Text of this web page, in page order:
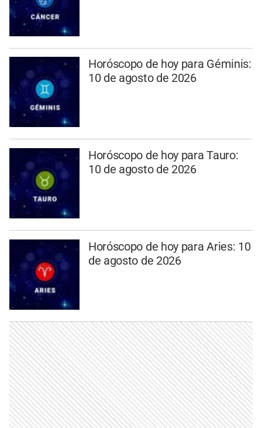
Horóscopo de hoy para Géminis:
10 de agosto de 2026
Horóscopo de hoy para Tauro:
10 de agosto de 2026
Horóscopo de hoy para Aries: 10
de agosto de 2026